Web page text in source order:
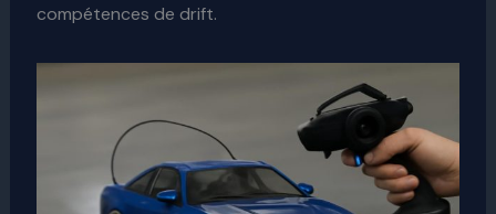
compétences de drift.